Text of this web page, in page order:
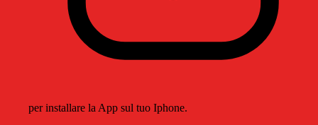
per installare la App sul tuo Iphone.